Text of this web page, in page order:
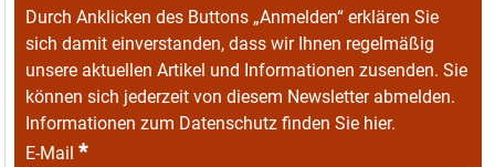
Durch Anklicken des Buttons „Anmelden“ erklären Sie
sich damit einverstanden, dass wir Ihnen regelmäßig
unsere aktuellen Artikel und Informationen zusenden. Sie
können sich jederzeit von diesem Newsletter abmelden.
Informationen zum Datenschutz finden Sie hier.
E-Mail *